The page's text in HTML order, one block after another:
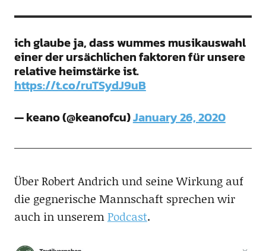
ich glaube ja, dass wummes musikauswahl
einer der ursächlichen faktoren für unsere
relative heimstärke ist.
https://t.co/ruTSydJ9uB
— keano (@keanofcu)January 26, 2020
Über Robert Andrich und seine Wirkung auf
die gegnerische Mannschaft sprechen wir
auch in unseremPodcast.